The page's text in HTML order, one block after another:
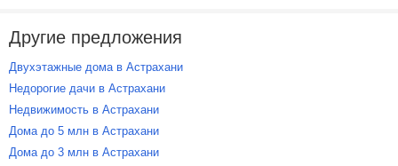
Другие предложения
Двухэтажные дома в Астрахани
Недорогие дачи в Астрахани
Недвижимость в Астрахани
Дома до 5 млн в Астрахани
Дома до 3 млн в Астрахани